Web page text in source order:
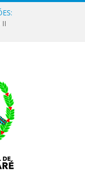
II